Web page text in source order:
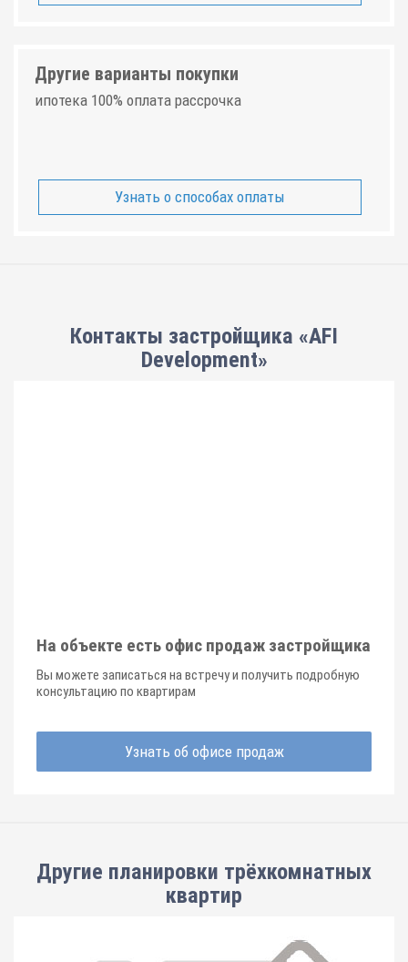
Другие варианты покупки
ипотека 100% оплата рассрочка
Узнать о способах оплаты
Контакты застройщика «AFI
Development»
На объекте есть офис продаж застройщика
Вы можете записаться на встречу и получить подробную
консультацию по квартирам
Узнать об офисе продаж
Другие планировки трёхкомнатных
квартир